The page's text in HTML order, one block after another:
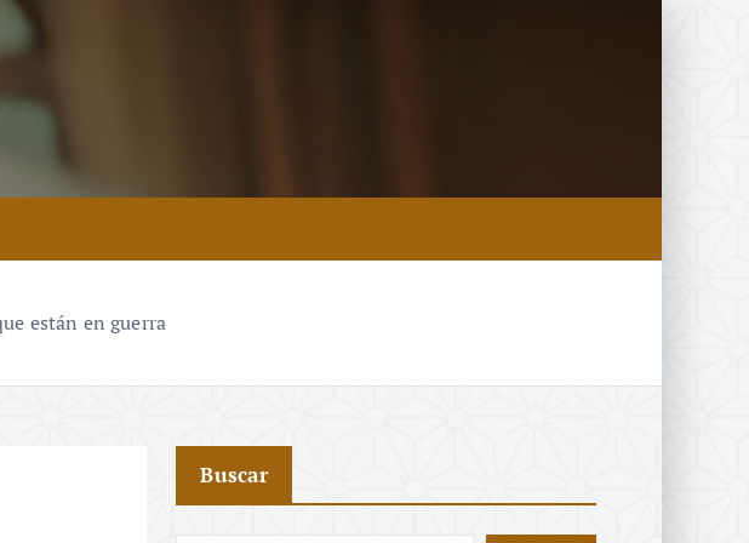
están en guerra
Buscar